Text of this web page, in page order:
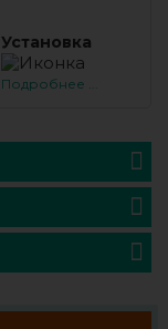
Установка
Подробнее ...